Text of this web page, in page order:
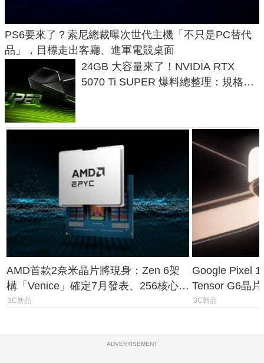
PS6要來了？索尼總裁曝次世代主機「不只是PC替代
品」，目標走出客廳、進軍電競桌面
24GB 大容量來了！NVIDIA RTX
5070 Ti SUPER 爆料總整理：規格、
AMD首款2奈米晶片將現身：Zen 6架
構「Venice」確定7月發表、256核心效
能大噴發70%
3C新品
Google Pixel
Tensor G6晶
元
3C新品
ADVERTISEMENT